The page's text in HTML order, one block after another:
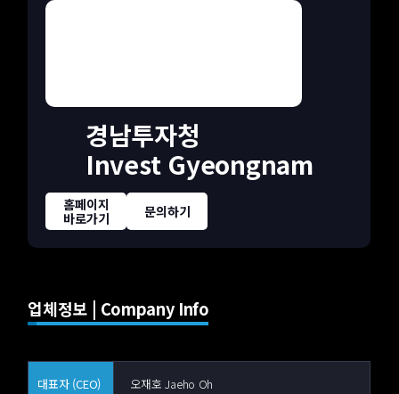
경남투자청
Invest Gyeongnam
홈페이지
바로가기
문의하기
업체정보 | Company Info
대표자 (CEO) 오재호 Jaeho Oh